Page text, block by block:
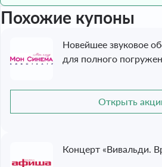
Похожие купоны
Новейшее звуковое
для полного
Открыть
Концерт «Вивальди.